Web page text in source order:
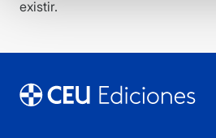
existir.